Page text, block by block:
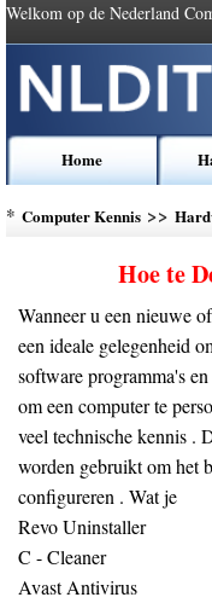
Welkom op de Nederland
Home
* Computer Kennis >>
Hoe te
Wanneer u een nieuwe
een ideale gelegenheid
software programma's
om een ​​computer te
veel technische kennis .
worden gebruikt om het
configureren . Wat je
Revo Uninstaller
C - Cleaner
Avast Antivirus